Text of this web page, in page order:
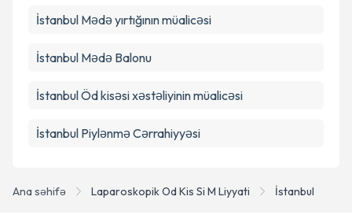
Ana səhifə Laparoskopik Od Kis Si M Liyyati İstanbul
İstanbul Mədə yırtığının müalicəsi
İstanbul Mədə Balonu
İstanbul Öd kisəsi xəstəliyinin müalicəsi
İstanbul Piylənmə Cərrahiyyəsi